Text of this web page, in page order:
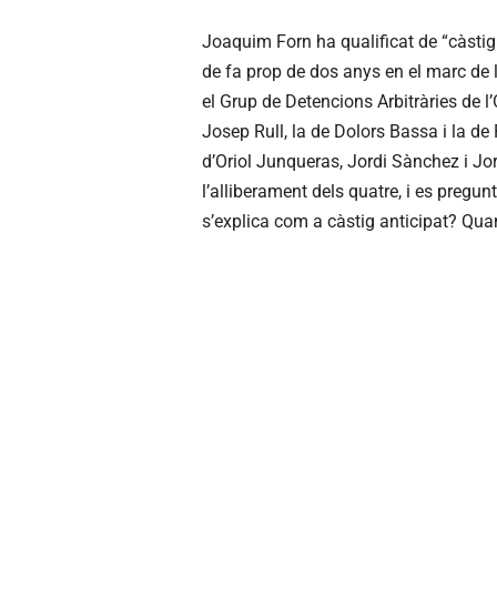
Joaquim Forn ha qualificat de
de fa prop de dos anys en el marc
el Grup de Detencions Arbitràries de
Josep Rull, la de Dolors Bassa i la
d’Oriol Junqueras, Jordi Sànchez i
l’alliberament dels quatre, i es
s’explica com a càstig anticipat?